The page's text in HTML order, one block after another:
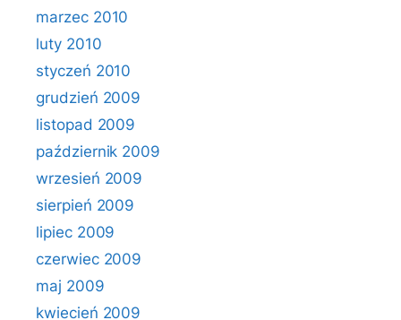
marzec 2010
luty 2010
styczeń 2010
grudzień 2009
listopad 2009
październik 2009
wrzesień 2009
sierpień 2009
lipiec 2009
czerwiec 2009
maj 2009
kwiecień 2009